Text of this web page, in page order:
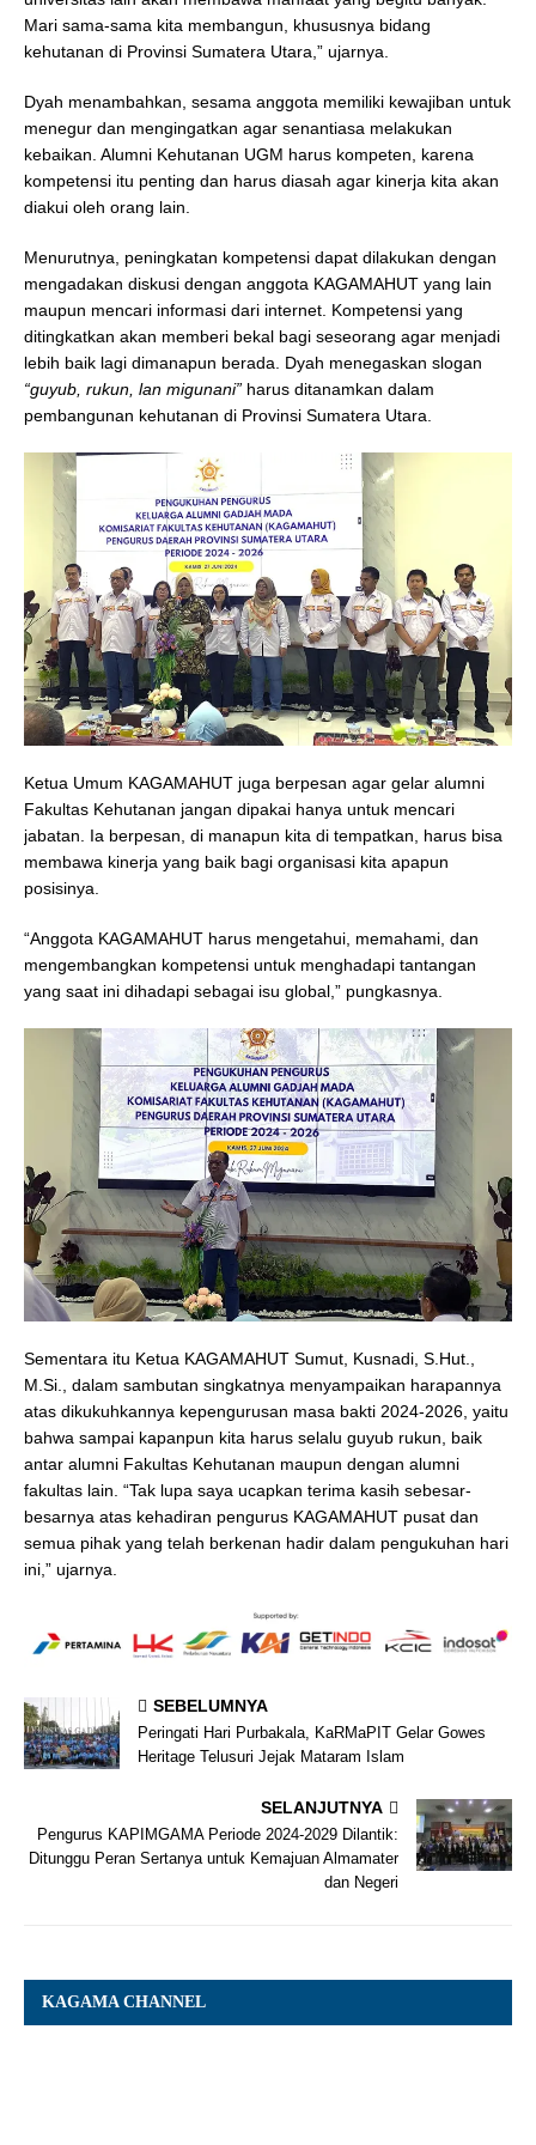
Mari sama-sama kita membangun, khususnya bidang
kehutanan di Provinsi Sumatera Utara,” ujarnya.
Dyah menambahkan, sesama anggota memiliki kewajiban untuk
menegur dan mengingatkan agar senantiasa melakukan
kebaikan. Alumni Kehutanan UGM harus kompeten, karena
kompetensi itu penting dan harus diasah agar kinerja kita akan
diakui oleh orang lain.
Menurutnya, peningkatan kompetensi dapat dilakukan dengan
mengadakan diskusi dengan anggota KAGAMAHUT yang lain
maupun mencari informasi dari internet. Kompetensi yang
ditingkatkan akan memberi bekal bagi seseorang agar menjadi
lebih baik lagi dimanapun berada. Dyah menegaskan slogan
“guyub, rukun, lan migunani” harus ditanamkan dalam
pembangunan kehutanan di Provinsi Sumatera Utara.
Ketua Umum KAGAMAHUT juga berpesan agar gelar alumni
Fakultas Kehutanan jangan dipakai hanya untuk mencari
jabatan. Ia berpesan, di manapun kita di tempatkan, harus bisa
membawa kinerja yang baik bagi organisasi kita apapun
posisinya.
“Anggota KAGAMAHUT harus mengetahui, memahami, dan
mengembangkan kompetensi untuk menghadapi tantangan
yang saat ini dihadapi sebagai isu global,” pungkasnya.
Sementara itu Ketua KAGAMAHUT Sumut, Kusnadi, S.Hut.,
M.Si., dalam sambutan singkatnya menyampaikan harapannya
atas dikukuhkannya kepengurusan masa bakti 2024-2026, yaitu
bahwa sampai kapanpun kita harus selalu guyub rukun, baik
antar alumni Fakultas Kehutanan maupun dengan alumni
fakultas lain. “Tak lupa saya ucapkan terima kasih sebesar-
besarnya atas kehadiran pengurus KAGAMAHUT pusat dan
semua pihak yang telah berkenan hadir dalam pengukuhan hari
ini,” ujarnya.
SEBELUMNYA
Peringati Hari Purbakala, KaRMaPIT Gelar Gowes
Heritage Telusuri Jejak Mataram Islam
SELANJUTNYA
Pengurus KAPIMGAMA Periode 2024-2029 Dilantik:
Ditunggu Peran Sertanya untuk Kemajuan Almamater
dan Negeri
KAGAMA CHANNEL